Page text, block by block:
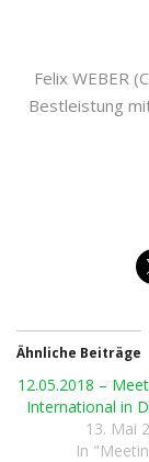
Felix WEBER
Bestleistung
Ähnliche Beiträge
12.05.2018 –
International in
13. Mai
In